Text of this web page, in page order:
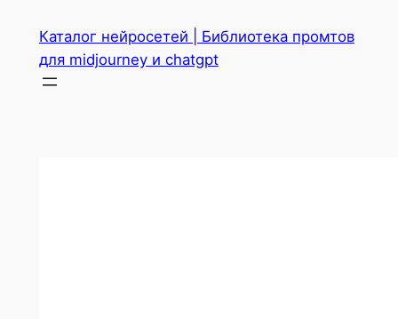
содержимому
Каталог нейросетей | Библиотека промтов
для midjourney и chatgpt